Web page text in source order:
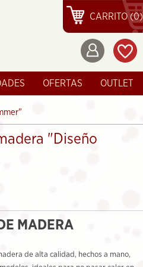
CARRITO (0)
OFERTAS OUTLET
"Diseño
MADERA
de alta calidad, hechos a mano,